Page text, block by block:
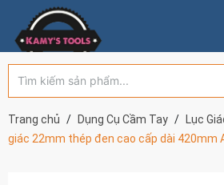
Trang chủ Dụng Cụ Cầm Tay Lục
giác 22mm thép đen cao cấp dài 420mm